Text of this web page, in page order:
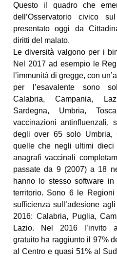
Questo il quadro che
dell’Osservatorio civico
presentato oggi da
diritti del malato.
Le diversità valgono per i
Nel 2017 ad esempio le
l’immunità di gregge, con
per l’esavalente sono
Calabria, Campania,
Sardegna, Umbria,
vaccinazioni antinfluenzali,
degli over 65 solo Umbria,
quelle che negli ultimi
anagrafi vaccinali
passate da 9 (2007) a 18
hanno lo stesso software
territorio. Sono 6 le
sufficienza sull’adesione
2016: Calabria, Puglia,
Lazio. Nel 2016 l’invito
gratuito ha raggiunto il 97%
al Centro e quasi 51% al